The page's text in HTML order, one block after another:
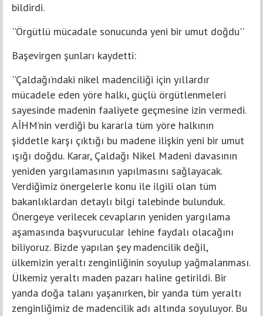
bildirdi.
''Örgütlü mücadale sonucunda yeni bir umut doğdu''
Başevirgen şunları kaydetti:
''Çaldağı’ndaki nikel madenciliği için yıllardır
mücadele eden yöre halkı, güçlü örgütlenmeleri
sayesinde madenin faaliyete geçmesine izin vermedi.
AİHM’nin verdiği bu kararla tüm yöre halkının
şiddetle karşı çıktığı bu madene ilişkin yeni bir umut
ışığı doğdu. Karar, Çaldağı Nikel Madeni davasının
yeniden yargılamasının yapılmasını sağlayacak.
Verdiğimiz önergelerle konu ile ilgili olan tüm
bakanlıklardan detaylı bilgi talebinde bulunduk.
Önergeye verilecek cevapların yeniden yargılama
aşamasında başvurucular lehine faydalı olacağını
biliyoruz. Bizde yapılan şey madencilik değil,
ülkemizin yeraltı zenginliğinin soyulup yağmalanması.
Ülkemiz yeraltı maden pazarı haline getirildi. Bir
yanda doğa talanı yaşanırken, bir yanda tüm yeraltı
zenginliğimiz de madencilik adı altında soyuluyor. Bu